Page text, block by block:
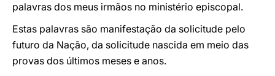
palavras dos meus irmãos no ministério episcopal.
Estas palavras são manifestação da solicitude pelo
futuro da Nação, da solicitude nascida em meio das
provas dos últimos meses e anos.